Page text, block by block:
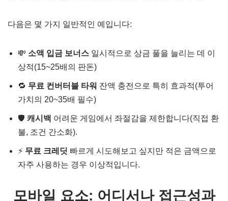
다음은 몇 가지 일반적인 예입니다:
💸 소액 입금 보너스 일시적으로 상금 풀을 늘리는 데 이
상적(15~25배의 판돈)
🔁 무료 컨버터블 타워 잔액 충전으로 특히 효과적(투어
가치의 20~35배 필수)
🛡️ 캐시백 어려운 게임에서 좌절감을 제한합니다(직접 환
불, 조건 간소화).
⚡ 무료 크레딧 빠르게 시도해보고 싶지만 적은 금액으로
자주 사용하는 경우 이상적입니다.
모바일 요소: 어디서나 접근성과